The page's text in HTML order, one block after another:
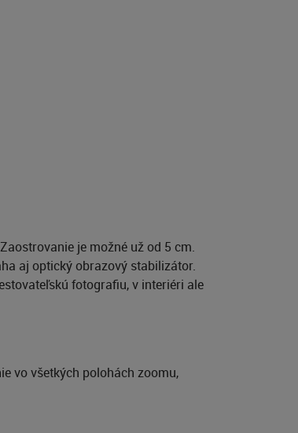
je možné už od 5 cm.
aj optický obrazový stabilizátor.
fotografiu, v interiéri ale
vo všetkých polohách zoomu,